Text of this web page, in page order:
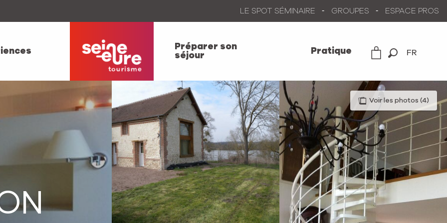
FR
LE SPOT SÉMINAIRE GROUPES ESPACE PROS
Préparer son
séjour
Pratique
Voir les photos (4)